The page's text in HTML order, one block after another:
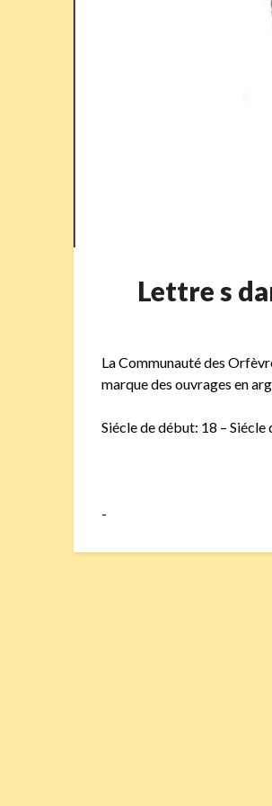
Lettre s
La Communauté des
marque des ouvrages en
Siécle de début: 18 – Siécle
-